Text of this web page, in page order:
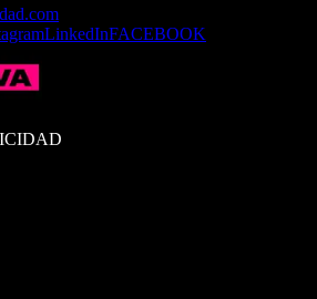
LinkedInFACEBOOK